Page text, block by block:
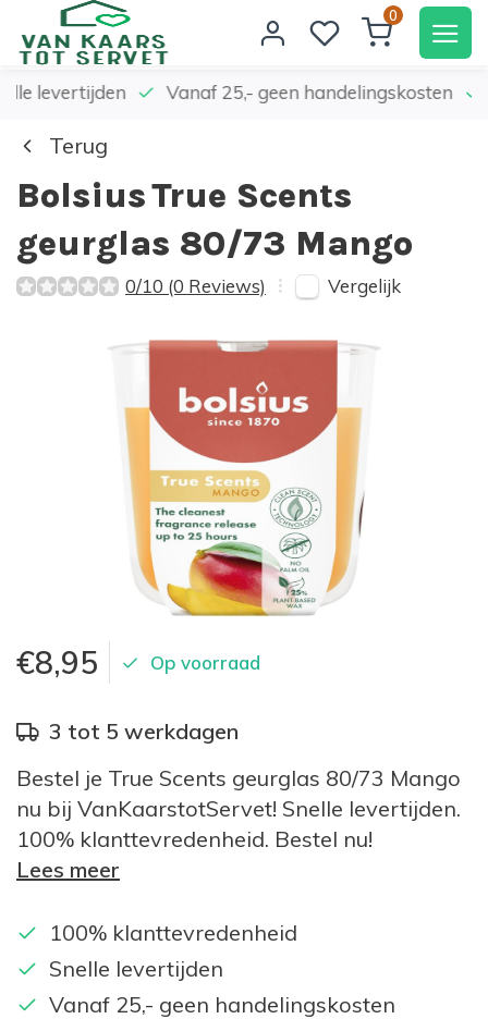
0
levertijden Vanaf 25,- geen handelingskosten
Terug
BolsiusTrue Scents
geurglas 80/73 Mango
0/10 (0 Reviews) Vergelijk
€8,95 Op voorraad
3 tot 5 werkdagen
Bestel je True Scents geurglas 80/73 Mango
nu bij VanKaarstotServet! Snelle levertijden.
100% klanttevredenheid. Bestel nu!
Lees meer
100% klanttevredenheid
Snelle levertijden
Vanaf 25,- geen handelingskosten